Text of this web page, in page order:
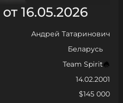
16.05.2026
Андрей Татаринович
Беларусь
Team Spirit
14.02.2001
$145 000